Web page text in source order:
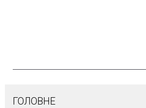
ГОЛОВНЕ